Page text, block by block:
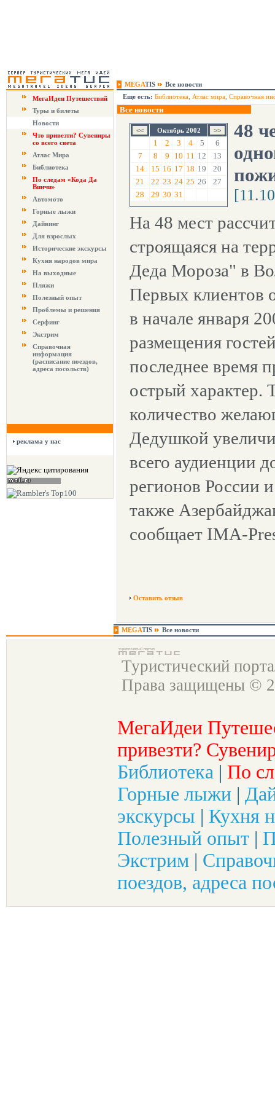
MEGATIS
Все новости
МегаИдеи Путешествий
Туры и билеты
Новости
Что привезти? Сувениры
со всего света
Атлас Мира
Библиотека
По следам «Кода Да
Винчи»
Автомото
Горные лыжи
Дайвинг
Для взрослых
Исторические экскурсы
Кухня народов мира
На выходные
Пляжи
Полезный опыт
Проблемы и решения
Серфинг
Экстрим
Справочная
информация
(расписание поездов,
адреса посольств)
реклама у нас
Еще есть: Библиотека Атлас мира Справочная
Все новости
Октябрь 2002
1 2 3 4 5
6
7
8 9 10 11 12
13
14
15 16 17 18 19
20
21
22 23 24 25 26
27
28
29 30 31
48
На 48 мест
строящаяся на
Деда Мороза" в
Первых клиентов
в начале января
размещения
последнее время
острый характер.
количество
Дедушкой
всего аудиенции
регионов России
также
сообщает IMA-
Оставить отзыв
MEGATIS Все новости
Туристический
Права защищены ©
МегаИдеи
привезти?
Библиотека | По
Горные лыжи |
экскурсы | Кухня
Полезный опыт |
Экстрим |
поездов, адреса